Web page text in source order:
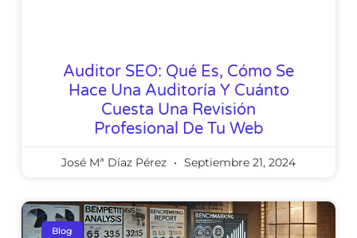
Auditor SEO: Qué Es, Cómo Se
Hace Una Auditoría Y Cuánto
Cuesta Una Revisión
Profesional De Tu Web
José Mª Díaz Pérez Septiembre 21, 2024
Blog